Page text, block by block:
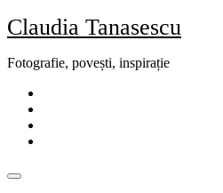
Skip
to
Claudia Tanasescu
Fotografie, povești, inspirație